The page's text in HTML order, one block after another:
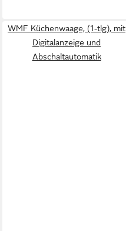
WMF Küchenwaage, (1-tlg), mit
Digitalanzeige und
Abschaltautomatik